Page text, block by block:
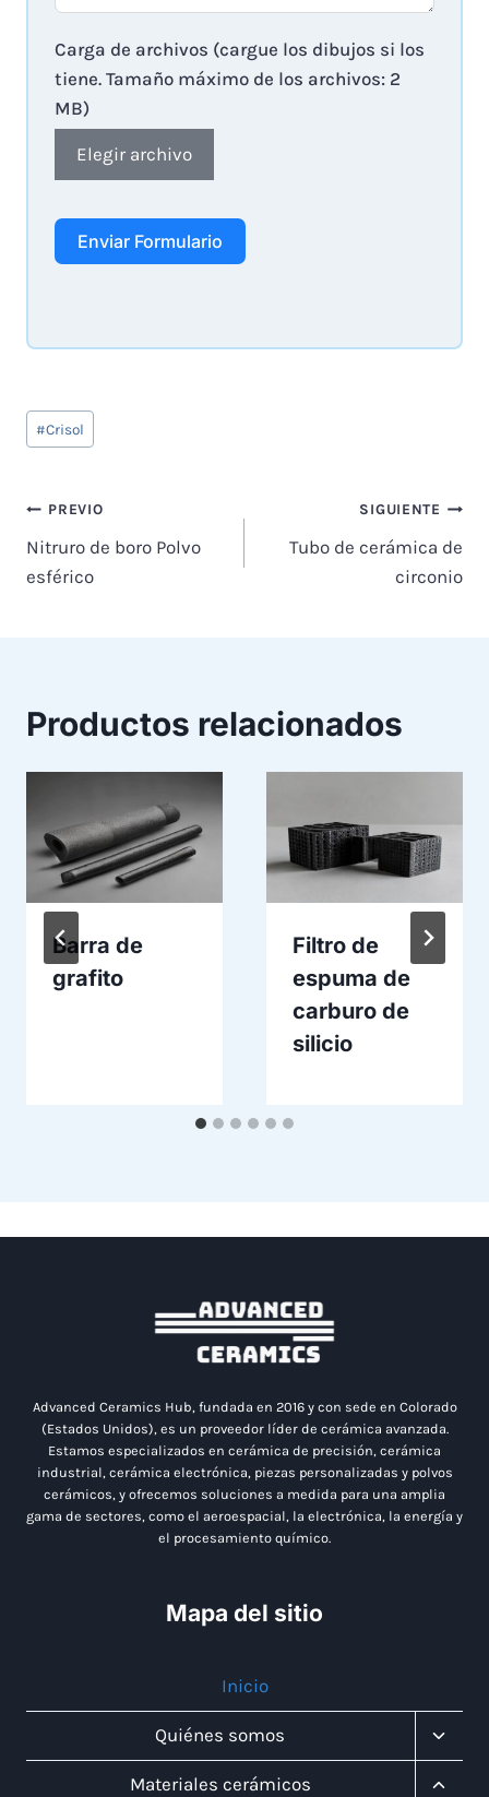
Carga de archivos (cargue los dibujos si los
tiene. Tamaño máximo de los archivos: 2
MB)
Elegir archivo
Enviar Formulario
Tags
de
#Crisol
Navegación
de
PREVIO
Nitruro de boro Polvo
esférico
SIGUIENTE
Tubo de cerámica de
circonio
Productos relacionados
Barra de
grafito
Filtro de
espuma de
carburo de
silicio
Advanced Ceramics Hub, fundada en 2016 y con sede en Colorado
(Estados Unidos), es un proveedor líder de cerámica avanzada.
Estamos especializados en cerámica de precisión, cerámica
industrial, cerámica electrónica, piezas personalizadas y polvos
cerámicos, y ofrecemos soluciones a medida para una amplia
gama de sectores, como el aeroespacial, la electrónica, la energía y
el procesamiento químico.
Mapa del sitio
Inicio
Quiénes somos
Menú
Materiales cerámicos